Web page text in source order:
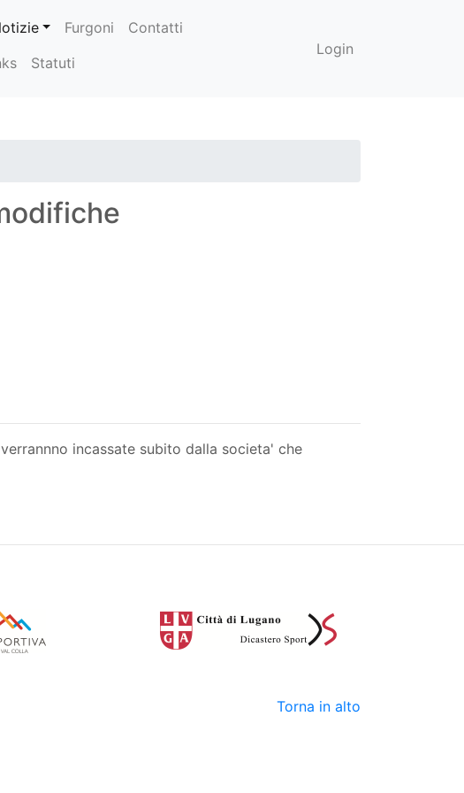
Furgoni
Contatti
Statuti
Login
incassate subito dalla societa' che
Torna in alto